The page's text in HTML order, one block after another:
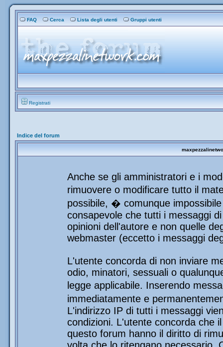
FAQ Cerca Lista degli utenti Gruppi utenti
Registrati
Indice del forum
Anche se gli amministratori e i
rimuovere o modificare tutto il
possibile, � comunque
consapevole che tutti i messaggi
opinioni dell'autore e non quelle
webmaster (eccetto i messaggi
L'utente concorda di non inviare
odio, minatori, sessuali o
legge applicabile. Inserendo
immediatamente e
L'indirizzo IP di tutti i messaggi
condizioni. L'utente concorda che
questo forum hanno il diritto di